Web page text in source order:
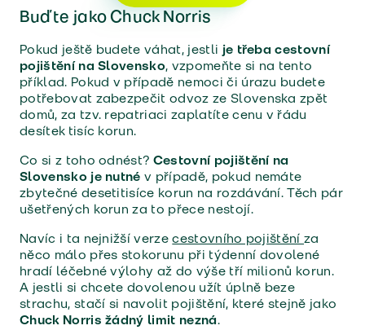
Buďte jako Chuck Norris
Pokud ještě budete váhat, jestli je třeba cestovní
pojištění na Slovensko, vzpomeňte si na tento
příklad. Pokud v případě nemoci či úrazu budete
potřebovat zabezpečit odvoz ze Slovenska zpět
domů, za tzv. repatriaci zaplatíte cenu v řádu
desítek tisíc korun.
Co si z toho odnést? Cestovní pojištění na
Slovensko je nutnév případě, pokud nemáte
zbytečné desetitisíce korun na rozdávání. Těch pár
ušetřených korun za to přece nestojí.
Navíc i ta nejnižší verzecestovního pojištěníza
něco málo přes stokorunu při týdenní dovolené
hradí léčebné výlohy až do výše tří milionů korun.
A jestli si chcete dovolenou užít úplně beze
strachu, stačí si navolit pojištění, které stejně jako
Chuck Norris žádný limit nezná.